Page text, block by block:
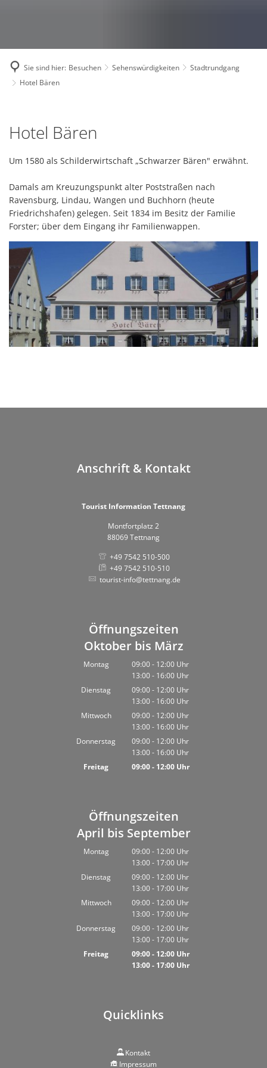
Sie sind hier: Besuchen Sehenswürdigkeiten
Stadtrundgang
Hotel Bären
Bären
Hotel Bären
Um 1580 als Schilderwirtschaft „Schwarzer Bären" erwähnt.
Damals am Kreuzungspunkt alter Poststraßen nach
Ravensburg, Lindau, Wangen und Buchhorn (heute
Friedrichshafen) gelegen. Seit 1834 im Besitz der Familie
Forster; über dem Eingang ihr Familienwappen.
Anschrift & Kontakt
Tourist Information Tettnang
Montfortplatz 2
88069 Tettnang
+49 7542 510-500
+49 7542 510-510
tourist-info@tettnang.de
Öffnungszeiten
Oktober bis März
Montag 09:00- 12:00 Uhr
Von 09:00 bis 12:00 Uhr
13:00- 16:00 Uhr
Von 13:00 bis 16:00 Uhr
Dienstag 09:00- 12:00 Uhr
Von 09:00 bis 12:00 Uhr
13:00- 16:00 Uhr
Von 13:00 bis 16:00 Uhr
Mittwoch 09:00- 12:00 Uhr
Von 09:00 bis 12:00 Uhr
13:00- 16:00 Uhr
Von 13:00 bis 16:00 Uhr
Donnerstag 09:00- 12:00 Uhr
Von 09:00 bis 12:00 Uhr
13:00- 16:00 Uhr
Von 13:00 bis 16:00 Uhr
Freitag 09:00- 12:00Uhr
Öffnungszeiten
April bis September
Montag 09:00- 12:00 Uhr
Von 09:00 bis 12:00 Uhr
13:00- 17:00 Uhr
Von 13:00 bis 17:00 Uhr
Dienstag 09:00- 12:00 Uhr
Von 09:00 bis 12:00 Uhr
13:00- 17:00 Uhr
Von 13:00 bis 17:00 Uhr
Mittwoch 09:00- 12:00 Uhr
Von 09:00 bis 12:00 Uhr
13:00- 17:00 Uhr
Von 13:00 bis 17:00 Uhr
Donnerstag 09:00- 12:00 Uhr
Von 09:00 bis 12:00 Uhr
13:00- 17:00 Uhr
Von 13:00 bis 17:00 Uhr
Freitag 09:00- 12:00Uhr
Von 09:00 bis 12:00 Uhr
13:00- 17:00Uhr
Quicklinks
Kontakt
Impressum